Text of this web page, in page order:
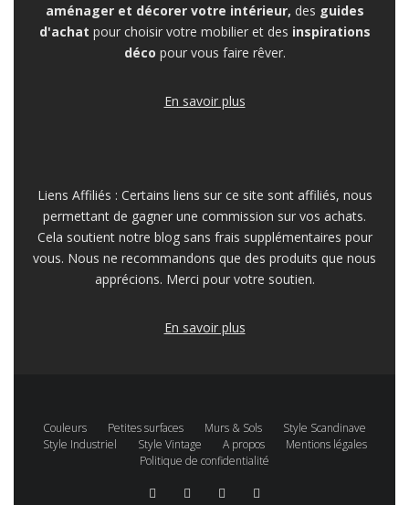
aménager et décorer votre intérieur, des guides
d'achat pour choisir votre mobilier et des inspirations
déco pour vous faire rêver.
En savoir plus
Liens Affiliés : Certains liens sur ce site sont affiliés, nous
permettant de gagner une commission sur vos achats.
Cela soutient notre blog sans frais supplémentaires pour
vous. Nous ne recommandons que des produits que nous
apprécions. Merci pour votre soutien.
En savoir plus
Couleurs Petites surfaces Murs & Sols
Style Scandinave
Style Industriel
Style Vintage A propos
Mentions légales
Politique de confidentialité